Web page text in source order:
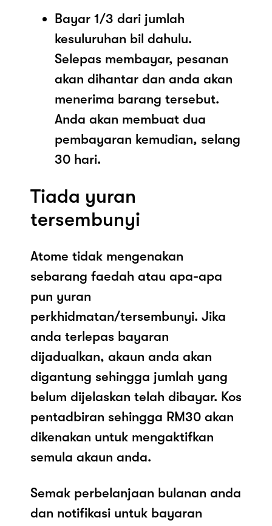
Bayar 1/3 dari jumlah
kesuluruhan bil dahulu.
Selepas membayar, pesanan
akan dihantar dan anda akan
menerima barang tersebut.
Anda akan membuat dua
pembayaran kemudian, selang
30 hari.
Tiada yuran
tersembunyi
Atome tidak mengenakan
sebarang faedah atau apa-apa
pun yuran
perkhidmatan/tersembunyi. Jika
anda terlepas bayaran
dijadualkan, akaun anda akan
digantung sehingga jumlah yang
belum dijelaskan telah dibayar. Kos
pentadbiran sehingga RM30 akan
dikenakan untuk mengaktifkan
semula akaun anda.
Semak perbelanjaan bulanan anda
dan notifikasi untuk bayaran